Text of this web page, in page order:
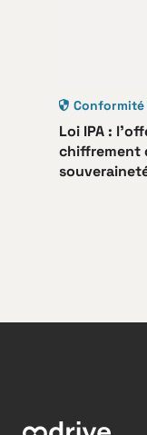
Conformité
Loi IPA :
chiffrement